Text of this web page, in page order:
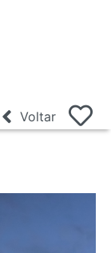
Voltar